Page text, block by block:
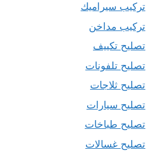
تركيب سيراميك
تركيب مداخن
تصليح تكييف
تصليح تلفونات
تصليح ثلاجات
تصليح سيارات
تصليح طباخات
تصليح غسالات